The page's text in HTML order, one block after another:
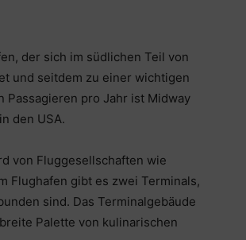
der sich im südlichen Teil von
und seitdem zu einer wichtigen
Passagieren pro Jahr ist Midway
den USA.
von Fluggesellschaften wie
Flughafen gibt es zwei Terminals,
sind. Das Terminalgebäude
Palette von kulinarischen